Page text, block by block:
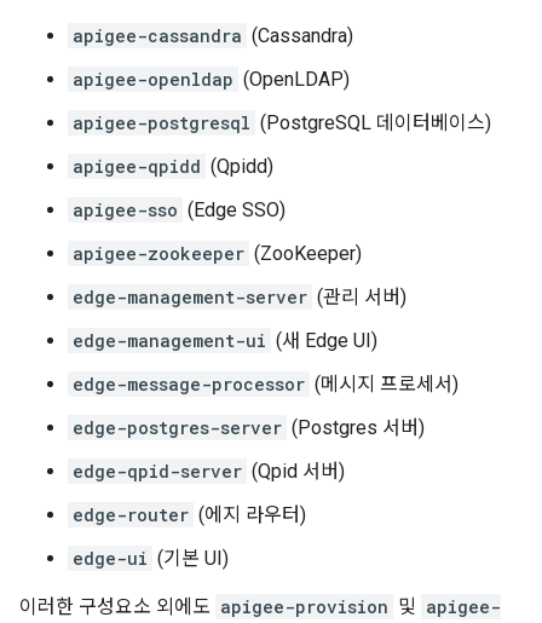
apigee-cassandra (Cassandra)
apigee-openldap (OpenLDAP)
apigee-postgresql (PostgreSQL 데이터베이스)
apigee-qpidd (Qpidd)
apigee-sso (Edge SSO)
apigee-zookeeper (ZooKeeper)
edge-management-server (관리 서버)
edge-management-ui (새 Edge UI)
edge-message-processor (메시지 프로세서)
edge-postgres-server (Postgres 서버)
edge-qpid-server (Qpid 서버)
edge-router (에지 라우터)
edge-ui (기본 UI)
이러한 구성요소 외에도 apigee-provision 및 apigee-